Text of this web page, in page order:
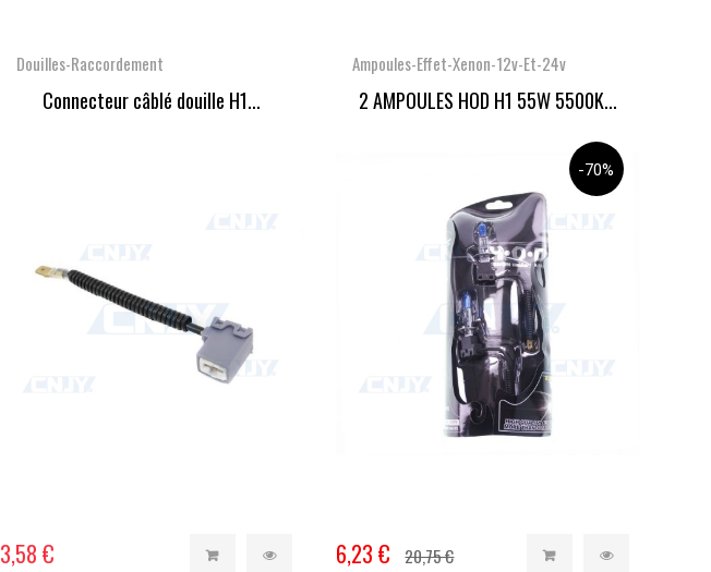
Douilles-Raccordement
Connecteur câblé douille H1...
3,58 €
Ampoules-Effet-Xenon-12v-Et-24v
2 AMPOULES HOD H1 55W 5500K...
-70%
6,23 € 20,75 €